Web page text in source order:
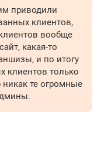
приводили
клиентов,
вообще
какая-то
и по итогу
клиентов только
никак те огромные